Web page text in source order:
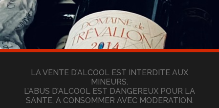
LA VENTE D’ALCOOL EST INTERDITE AUX
MINEURS.
L’ABUS D’ALCOOL EST DANGEREUX POUR LA
SANTE, A CONSOMMER AVEC MODERATION.